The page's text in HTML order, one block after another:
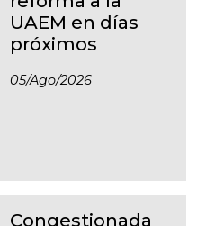
UAEM en días
próximos
05/ago/2026
Congestionada